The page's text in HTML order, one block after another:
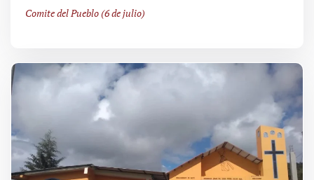
Comite del Pueblo (6 de julio)